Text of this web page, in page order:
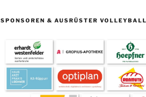
SPONSOREN & AUSRÜSTER